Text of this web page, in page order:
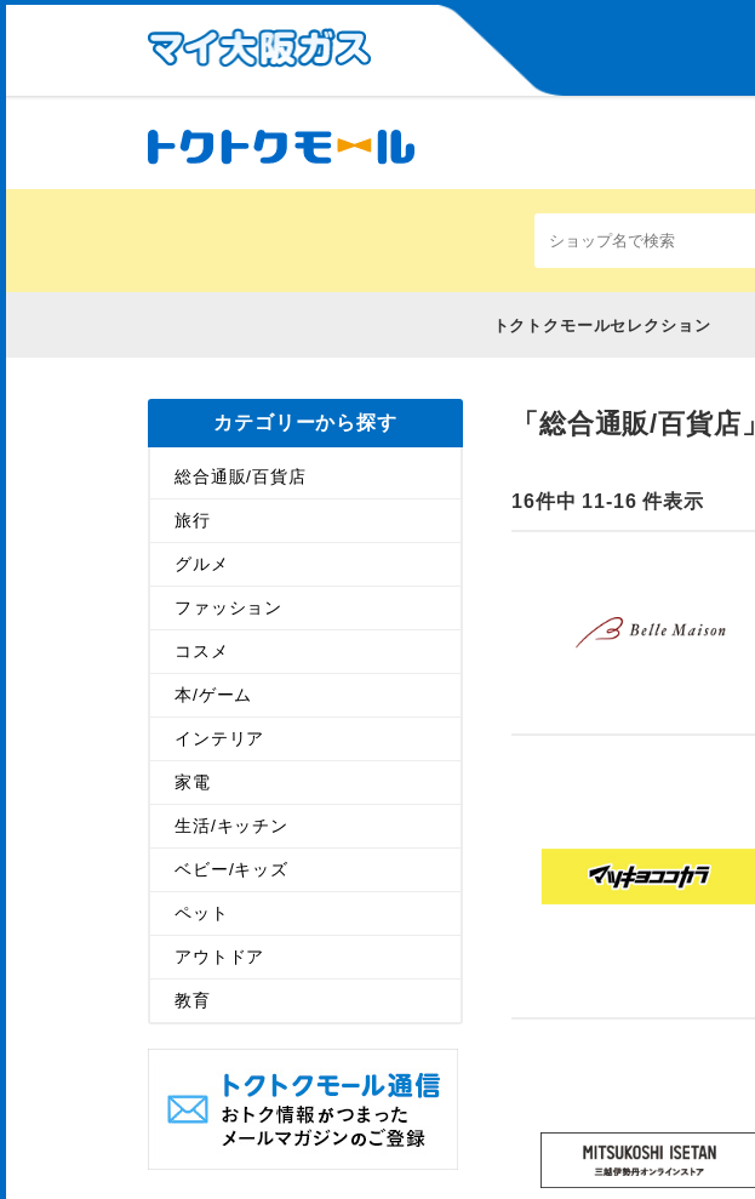
トクトクモールセレクション
カテゴリーから探す
総合通販/百貨店
旅行
グルメ
ファッション
コスメ
本/ゲーム
インテリア
家電
生活/キッチン
ベビー/キッズ
ペット
アウトドア
教育
「総合通販/百貨
16件中 11-16 件表示